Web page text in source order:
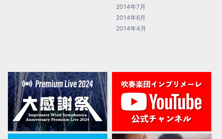
2014年7月
2014年6月
2014年4月